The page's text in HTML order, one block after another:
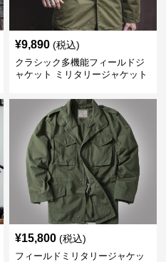
¥9,890 (税込)
クラシック多機能フィールドジ
ャケット ミリタリージャケット
¥15,800 (税込)
フィールドミリタリージャケッ